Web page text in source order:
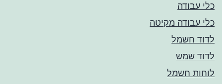
כלי עבודה
כלי עבודה מקיטה
לדוד חשמל
לדוד שמש
לוחות חשמל